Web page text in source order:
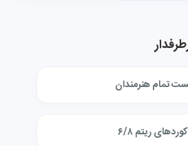
تمام هنرمندان
ریتم ۶/۸